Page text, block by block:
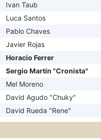
Ivan Taub
Luca Santos
Pablo Chaves
Javier Rojas
Horacio Ferrer
Sergio Martín "Cronista"
Mel Moreno
David Agudo "Chuky"
David Rueda "Rene"